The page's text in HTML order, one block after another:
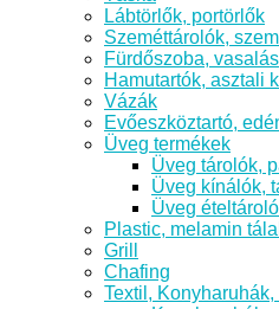
Lábtörlők, portörlők
Szeméttárolók,
Fürdőszoba, vasalás
Hamutartók, asztali
Vázák
Evőeszköztartó,
Üveg termékek
Üveg tárolók,
Üveg kínálók,
Üveg
Plastic, melamin
Grill
Chafing
Textil, Konyharuhák,